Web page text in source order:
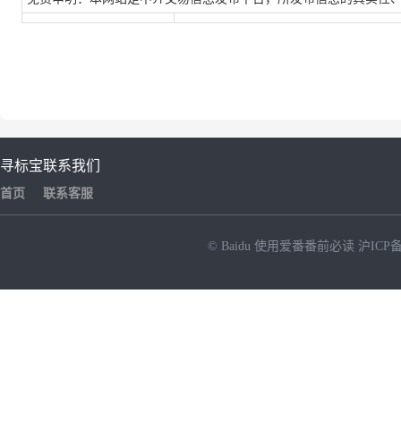
寻标宝
首页
联系我们
联系客服
© Baidu 使用爱番番前必读 沪ICP